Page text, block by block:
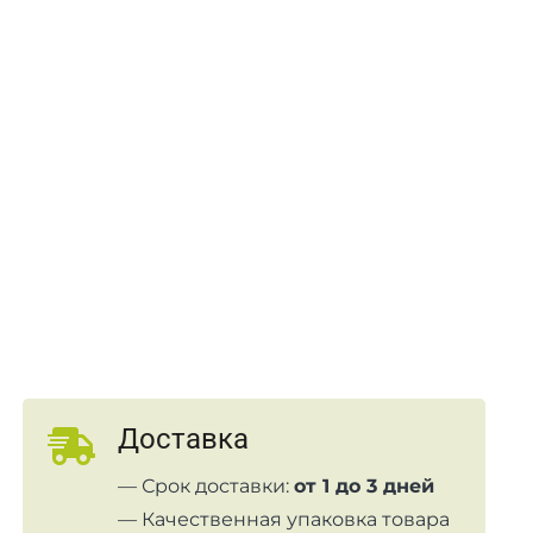
Доставка
— Срок доставки:от 1 до 3 дней
— Качественная упаковка товара